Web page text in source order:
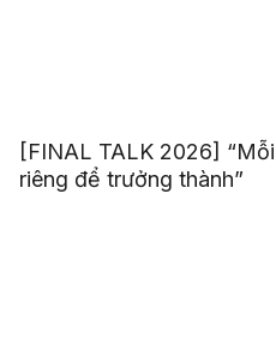
[FINAL TALK 2026]
riêng để trưởng thành”